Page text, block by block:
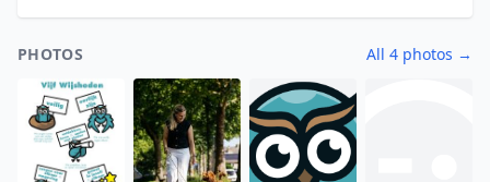
PHOTOS All 4 photos →